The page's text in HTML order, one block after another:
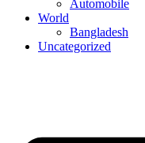
Automobile
World
Bangladesh
Uncategorized